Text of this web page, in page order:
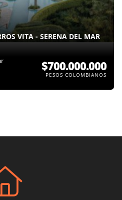
VITA - SERENA DEL MAR
$700.000.000
PESOS COLOMBIANOS